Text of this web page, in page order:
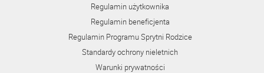
Regulamin użytkownika
Regulamin beneficjenta
Regulamin Programu Sprytni Rodzice
Standardy ochrony nieletnich
Warunki prywatności